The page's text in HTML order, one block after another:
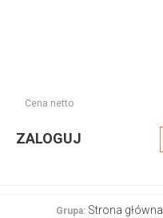
Cena netto
ZALOGUJ
Grupa: Strona główna